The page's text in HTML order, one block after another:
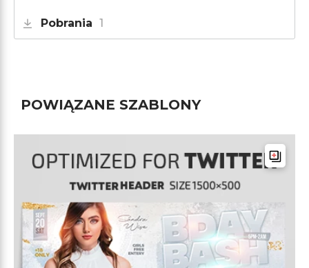
Pobrania 1
POWIĄZANE SZABLONY